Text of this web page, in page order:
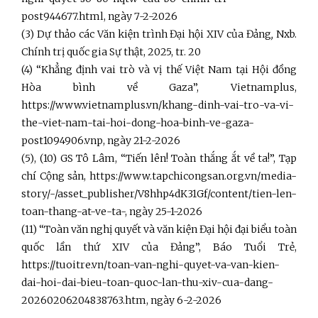
post944677.html, ngày 7-2-2026
(3) Dự thảo các Văn kiện trình Đại hội XIV của Đảng, Nxb.
Chính trị quốc gia Sự thật, 2025, tr. 20
(4) “Khẳng định vai trò và vị thế Việt Nam tại Hội đồng
Hòa bình về Gaza”, Vietnamplus,
https://www.vietnamplus.vn/khang-dinh-vai-tro-va-vi-
the-viet-nam-tai-hoi-dong-hoa-binh-ve-gaza-
post1094906.vnp, ngày 21-2-2026
(5), (10) GS Tô Lâm, “Tiến lên! Toàn thắng ắt về ta!”, Tạp
chí Cộng sản, https://www.tapchicongsan.org.vn/media-
story/-/asset_publisher/V8hhp4dK31Gf/content/tien-len-
toan-thang-at-ve-ta-, ngày 25-1-2026
(11) “Toàn văn nghị quyết và văn kiện Đại hội đại biểu toàn
quốc lần thứ XIV của Đảng”, Báo Tuổi Trẻ,
https://tuoitre.vn/toan-van-nghi-quyet-va-van-kien-
dai-hoi-dai-bieu-toan-quoc-lan-thu-xiv-cua-dang-
20260206204838763.htm, ngày 6-2-2026